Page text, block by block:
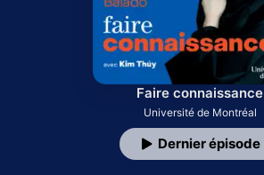
Faire connaissance
Université de Montréal
Dernier épisode